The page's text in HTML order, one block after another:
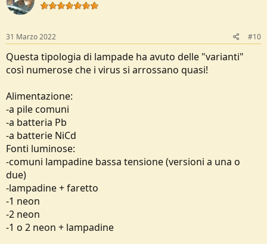
31 Marzo 2022 #10
Questa tipologia di lampade ha avuto delle "varianti"
così numerose che i virus si arrossano quasi!
Alimentazione:
-a pile comuni
-a batteria Pb
-a batterie NiCd
Fonti luminose:
-comuni lampadine bassa tensione (versioni a una o
due)
-lampadine + faretto
-1 neon
-2 neon
-1 o 2 neon + lampadine